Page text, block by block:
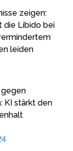
zeigen:
die Libido bei
leiden
KI stärkt den